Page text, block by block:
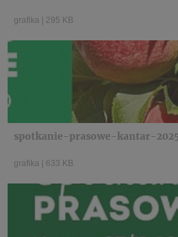
grafika 295 KB
spotkanie-prasowe-kantar-
grafika 633 KB